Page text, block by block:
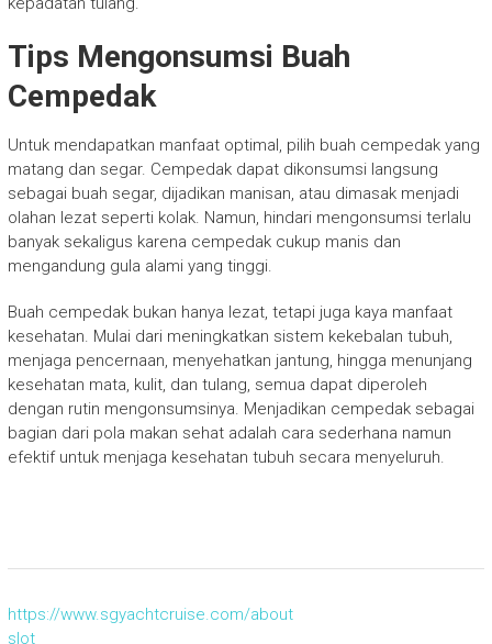
Tips Mengonsumsi Buah
Cempedak
Untuk mendapatkan manfaat optimal, pilih buah cempedak yang
matang dan segar. Cempedak dapat dikonsumsi langsung
sebagai buah segar, dijadikan manisan, atau dimasak menjadi
olahan lezat seperti kolak. Namun, hindari mengonsumsi terlalu
banyak sekaligus karena cempedak cukup manis dan
mengandung gula alami yang tinggi.
Buah cempedak bukan hanya lezat, tetapi juga kaya manfaat
kesehatan. Mulai dari meningkatkan sistem kekebalan tubuh,
menjaga pencernaan, menyehatkan jantung, hingga menunjang
kesehatan mata, kulit, dan tulang, semua dapat diperoleh
dengan rutin mengonsumsinya. Menjadikan cempedak sebagai
bagian dari pola makan sehat adalah cara sederhana namun
efektif untuk menjaga kesehatan tubuh secara menyeluruh.
https://www.sgyachtcruise.com/about
slot